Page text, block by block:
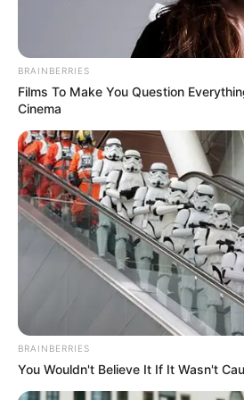
egymillió forintos
BRAINBERRIES
Films To Make You Question
Cinema
BRAINBERRIES
You Wouldn't Believe It If It Wasn't